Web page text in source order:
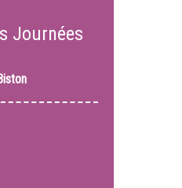
Journées